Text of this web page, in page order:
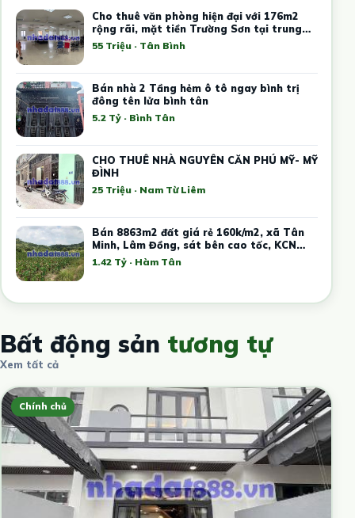
Cho thuê văn phòng hiện đại với 176m2
rộng rãi, mặt tiền Trường Sơn tại trung
tâm Tân Bình
55 Triệu · Tân Bình
Bán nhà 2 Tầng hẻm ô tô ngay bình trị
đông tên lửa bình tân
5.2 Tỷ · Bình Tân
CHO THUÊ NHÀ NGUYÊN CĂN PHÚ MỸ- MỸ
ĐÌNH
25 Triệu · Nam Từ Liêm
Bán 8863m2 đất giá rẻ 160k/m2, xã Tân
Minh, Lâm Đồng, sát bên cao tốc, KCN
Tân Đức Sonadezi
1.42 Tỷ · Hàm Tân
Bất động sản tương tự
Xem tất cả
Chính chủ